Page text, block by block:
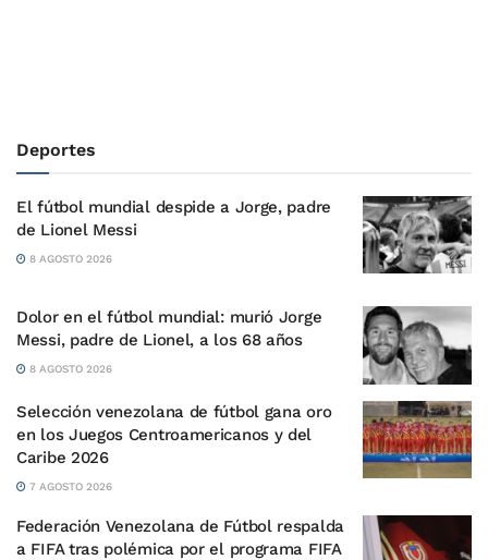
Deportes
El fútbol mundial despide a Jorge, padre
de Lionel Messi
8 AGOSTO 2026
Dolor en el fútbol mundial: murió Jorge
Messi, padre de Lionel, a los 68 años
8 AGOSTO 2026
Selección venezolana de fútbol gana oro
en los Juegos Centroamericanos y del
Caribe 2026
7 AGOSTO 2026
Federación Venezolana de Fútbol respalda
a FIFA tras polémica por el programa FIFA